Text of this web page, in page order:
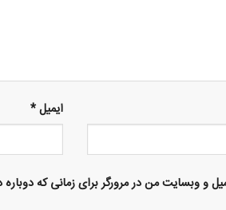
ایمیل*
و وبسایت من در مرورگر برای زمانی که